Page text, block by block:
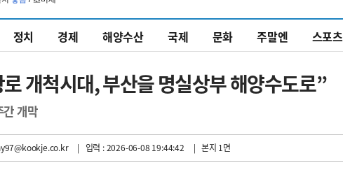
정치 경제 해양수산 국제 문화 주말엔 스포츠
개척시대, 부산을 명실상부 해양수도로”
개막
| 입력 : 2026-06-08 19:44:42 | 본지 1면